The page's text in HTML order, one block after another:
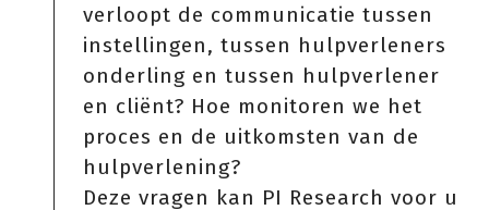
verloopt de communicatie tussen
instellingen, tussen hulpverleners
onderling en tussen hulpverlener
en cliënt? Hoe monitoren we het
proces en de uitkomsten van de
hulpverlening?
Deze vragen kan PI Research voor u